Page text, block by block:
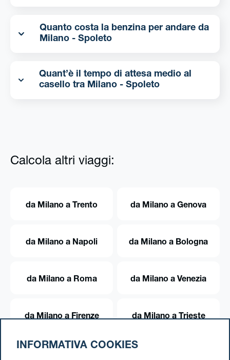
Quanto costa la benzina per andare da
Milano - Spoleto
Quant’è il tempo di attesa medio al
casello tra Milano - Spoleto
Calcola altri viaggi:
da Milano a Trento da Milano a Genova
da Milano a Napoli da Milano a Bologna
da Milano a Roma da Milano a Venezia
da Milano a Firenze da Milano a Trieste
INFORMATIVA COOKIES